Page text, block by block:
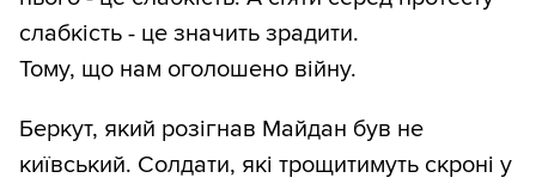
слабкість - це значить зрадити.
Тому, що нам оголошено війну.
Беркут, який розігнав Майдан був не
київський. Солдати, які трощитимуть скроні у